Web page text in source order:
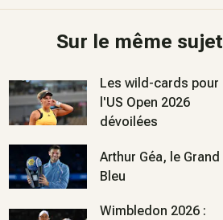
Sur le même sujet
Les wild-cards pour
l'US Open 2026
dévoilées
Arthur Géa, le Grand
Bleu
Wimbledon 2026 :